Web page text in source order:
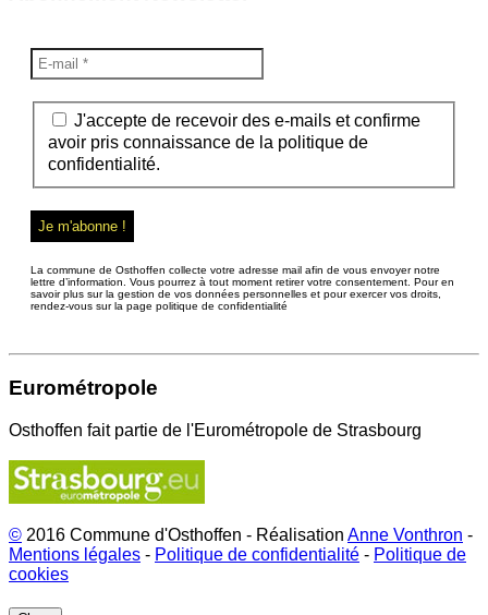
J'accepte de recevoir des e-mails et confirme
avoir pris connaissance de la politique de
confidentialité.
La commune de Osthoffen collecte votre adresse mail afin de vous envoyer notre
lettre d’information. Vous pourrez à tout moment retirer votre consentement. Pour en
savoir plus sur la gestion de vos données personnelles et pour exercer vos droits,
rendez-vous sur la page politique de confidentialité
Eurométropole
Osthoffen fait partie de l'Eurométropole de Strasbourg
© 2016 Commune d'Osthoffen - Réalisation Anne Vonthron -
Mentions légales - Politique de confidentialité - Politique de
cookies